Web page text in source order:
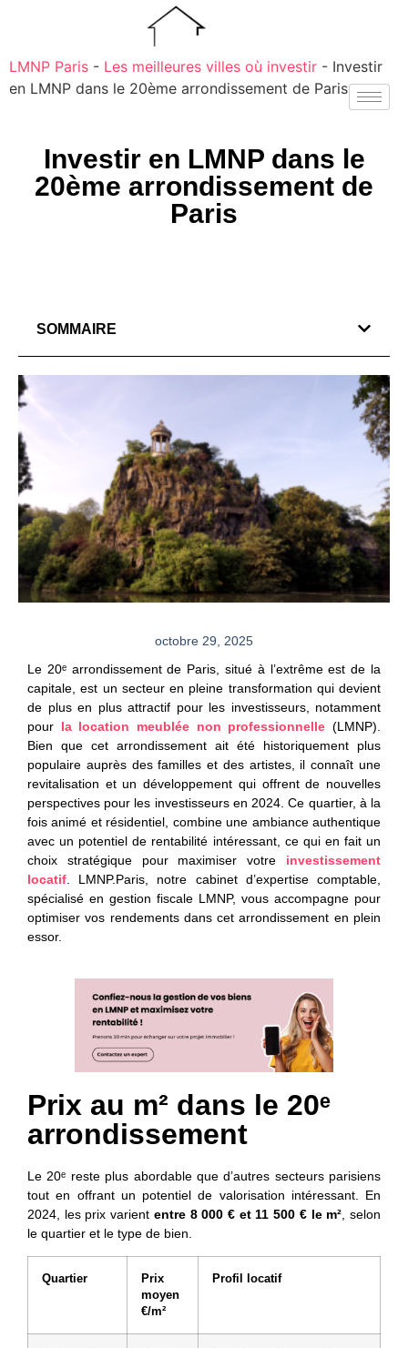
LMNP Paris - Les meilleures villes où investir - Investir
en LMNP dans le 20ème arrondissement de Paris
Investir en LMNP dans le
20ème arrondissement de
Paris
SOMMAIRE
octobre 29, 2025
Le 20ᵉ arrondissement de Paris, situé à l’extrême est de la
capitale, est un secteur en pleine transformation qui devient
de plus en plus attractif pour les investisseurs, notamment
pour la location meublée non professionnelle (LMNP).
Bien que cet arrondissement ait été historiquement plus
populaire auprès des familles et des artistes, il connaît une
revitalisation et un développement qui offrent de nouvelles
perspectives pour les investisseurs en 2024. Ce quartier, à la
foisanimé et résidentiel, combine une ambiance authentique
avec un potentiel de rentabilité intéressant, ce qui en fait un
choix stratégique pour maximiser votre investissement
locatif. LMNP.Paris, notre cabinet d’expertise comptable,
spécialisé en gestion fiscale LMNP, vous accompagne pour
optimiser vos rendements dans cet arrondissement en plein
essor.
Prix au m² dans le 20ᵉ
arrondissement
Le 20ᵉ reste plus abordable que d’autres secteurs parisiens
tout en offrant un potentiel de valorisation intéressant. En
2024, les prix varient entre 8 000 € et 11 500 € le m² , selon
le quartier et le type de bien.
Quartier
Prix
moyen
€/m²
Profil locatif